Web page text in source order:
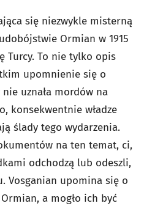
się niezwykle misterną
Ormian w 1915
Turcy. To nie tylko opis
upomnienie się o
uznała mordów na
konsekwentnie władze
ślady tego wydarzenia.
na ten temat, ci,
odchodzą lub odeszli,
Vosganian upomina się o
a mogło ich być